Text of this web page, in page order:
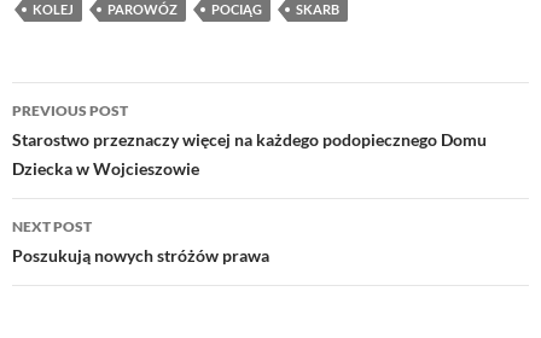
KOLEJ PAROWÓZ POCIĄG SKARB
Post
navigation
PREVIOUS POST
Starostwo przeznaczy więcej na każdego podopiecznego Domu
Dziecka w Wojcieszowie
NEXT POST
Poszukują nowych stróżów prawa